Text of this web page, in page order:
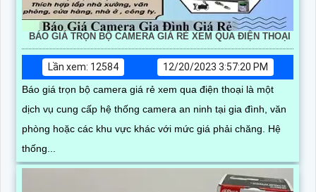
BÁO GIÁ TRỌN BỘ CAMERA GIÁ RẺ XEM QUA ĐIỆN THOẠI
Lần xem: 12584
12/20/2023 3:57:20 PM
Báo giá trọn bộ camera giá rẻ xem qua điện thoại là một
dịch vụ cung cấp hệ thống camera an ninh tại gia đình, văn
phòng hoặc các khu vực khác với mức giá phải chăng. Hệ
thống...